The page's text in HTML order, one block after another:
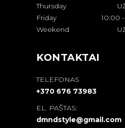
Thursday
Friday
10:00 -
Weekend
KONTAKTAI
TELEFONAS
+370 676 73983
EL. PAŠTAS:
dmndstyle@gmail.com